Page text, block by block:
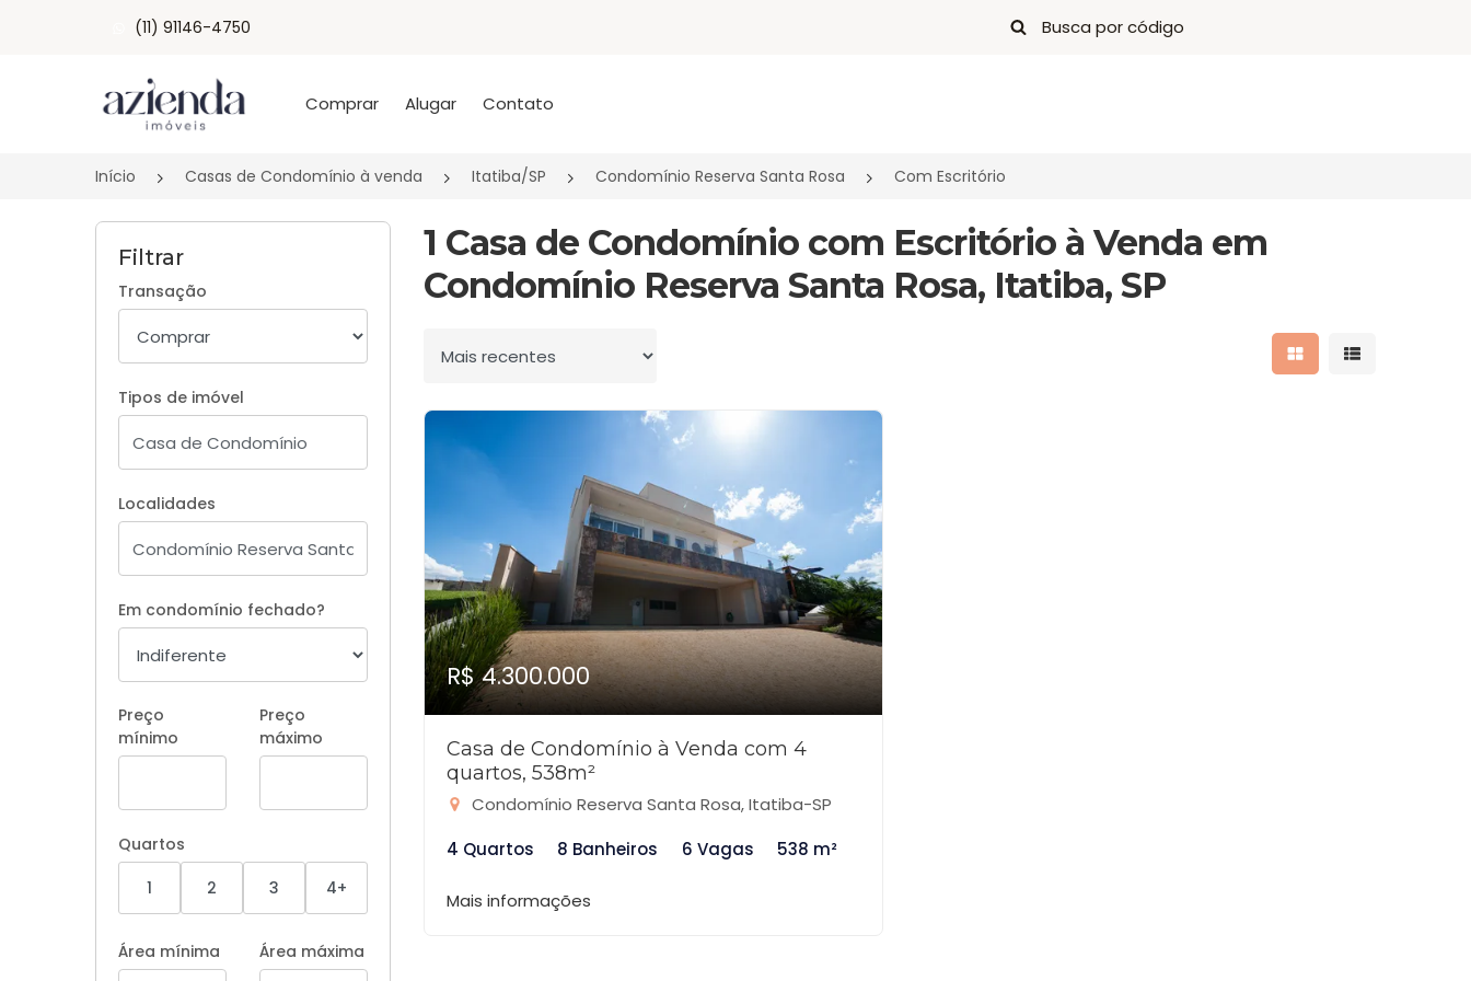
(11) 91146-4750
Página inicial
Comprar Alugar Contato
Início Casas de Condomínio à venda Itatiba/SP Condomínio Reserva Santa Rosa Com Escritório
Filtrar
Transação
Tipos de imóvel
Localidades
Em condomínio fechado?
Preço
mínimo
Preço
máximo
Quartos
1
2 3 4+
Área mínima Área máxima
1 Casa de Condomínio com Escritório à Venda em
Condomínio Reserva Santa Rosa, Itatiba, SP
Ordenar por Mostrar resultados
Mostrar
R$ 4.300.000
Casa de Condomínio à Venda com 4
quartos, 538m²
Condomínio Reserva Santa Rosa, Itatiba-SP
4 Quartos
8 Banheiros 6 Vagas 538 m²
Mais informações